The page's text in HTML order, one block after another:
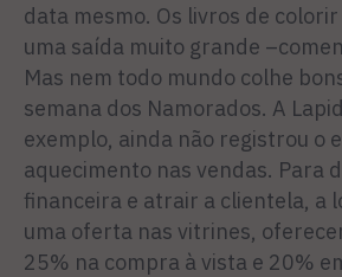
data mesmo. Os livros de
uma saída muito grande
Mas nem todo mundo colhe
semana dos Namorados. A
exemplo, ainda não registrou o
aquecimento nas vendas. Para
financeira e atrair a clientela, a
uma oferta nas vitrines,
25% na compra à vista e 20%